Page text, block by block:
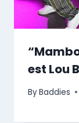
est Lou
ByBaddies